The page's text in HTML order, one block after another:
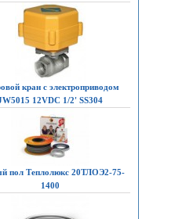
кран с электроприводом
12VDC 1/2' SS304
пол Теплолюкс 20ТЛОЭ2-75-
1400